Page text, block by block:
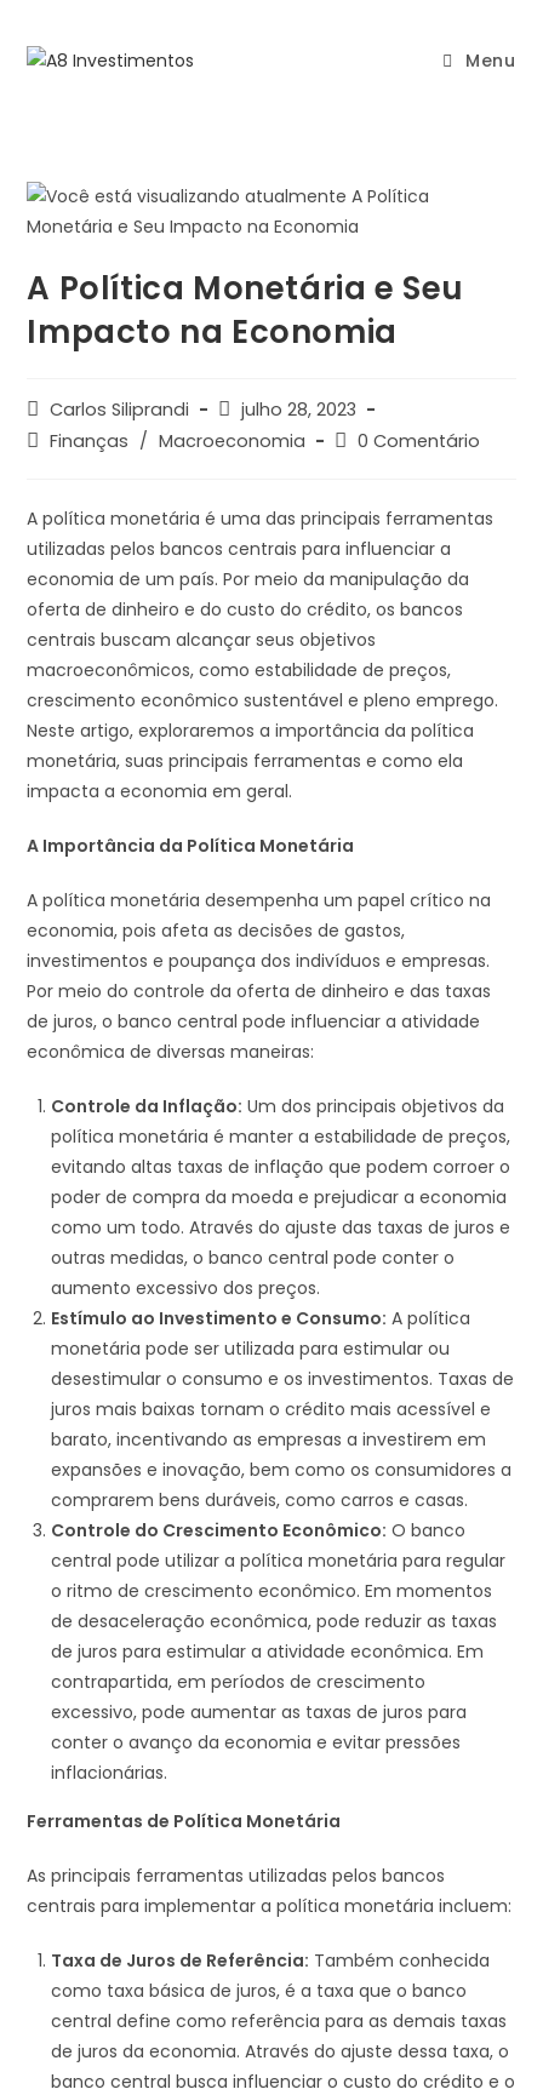
Menu
A Política Monetária e Seu
Impacto na Economia
Carlos Siliprandi
julho 28, 2023
Finanças / Macroeconomia 0 Comentário
A política monetária é uma das principais ferramentas
utilizadas pelos bancos centrais para influenciar a
economia de um país. Por meio da manipulação da
oferta de dinheiro e do custo do crédito, os bancos
centrais buscam alcançar seus objetivos
macroeconômicos, como estabilidade de preços,
crescimento econômico sustentável e pleno emprego.
Neste artigo, exploraremos a importância da política
monetária, suas principais ferramentas e como ela
impacta a economia em geral.
A Importância da Política Monetária
A política monetária desempenha um papel crítico na
economia, pois afeta as decisões de gastos,
investimentos e poupança dos indivíduos e empresas.
Por meio do controle da oferta de dinheiro e das taxas
de juros, o banco central pode influenciar a atividade
econômica de diversas maneiras:
Controle da Inflação: Um dos principais objetivos da
política monetária é manter a estabilidade de preços,
evitando altas taxas de inflação que podem corroer o
poder de compra da moeda e prejudicar a economia
como um todo. Através do ajuste das taxas de juros e
outras medidas, o banco central pode conter o
aumento excessivo dos preços.
Estímulo ao Investimento e Consumo: A política
monetária pode ser utilizada para estimular ou
desestimular o consumo e os investimentos. Taxas de
juros mais baixas tornam o crédito mais acessível e
barato, incentivando as empresas a investirem em
expansões e inovação, bem como os consumidores a
comprarem bens duráveis, como carros e casas.
Controle do Crescimento Econômico: O banco
central pode utilizar a política monetária para regular
o ritmo de crescimento econômico. Em momentos
de desaceleração econômica, pode reduzir as taxas
de juros para estimular a atividade econômica. Em
contrapartida, em períodos de crescimento
excessivo, pode aumentar as taxas de juros para
conter o avanço da economia e evitar pressões
inflacionárias.
Ferramentas de Política Monetária
As principais ferramentas utilizadas pelos bancos
centrais para implementar a política monetária incluem:
Taxa de Juros de Referência: Também conhecida
como taxa básica de juros, é a taxa que o banco
central define como referência para as demais taxas
de juros da economia. Através do ajuste dessa taxa, o
banco central busca influenciar o custo do crédito e o